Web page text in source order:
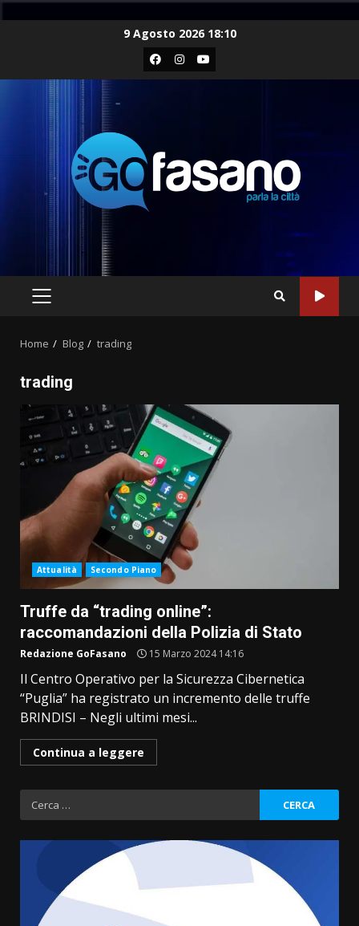
9 Agosto 2026 18:10
Facebook
Instagram
Youtube
PRIMARY
Home Blog trading
trading
Attualità Secondo Piano
Truffe da “trading online”:
raccomandazioni della Polizia di Stato
Redazione GoFasano 15 Marzo 2024 14:16
Il Centro Operativo per la Sicurezza Cibernetica
“Puglia” ha registrato un incremento delle truffe
BRINDISI – Negli ultimi mesi...
Continua a leggere
Ricerca
per: